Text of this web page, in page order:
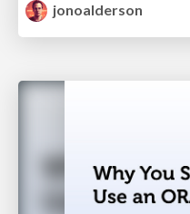
jonoalderson